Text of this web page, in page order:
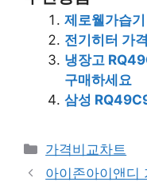
제로웰가습
전기히터 가
냉장고
구매하세요
삼성
카
테
가격비교차트
아이존아이앤디